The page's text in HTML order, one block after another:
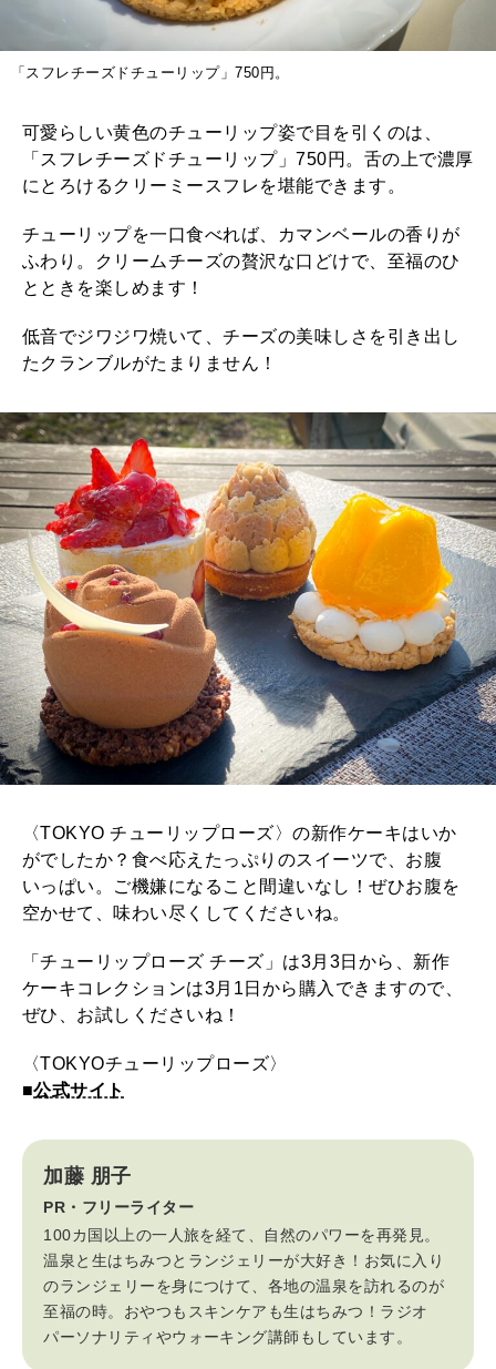
「スフレチーズドチューリップ」750円。
可愛らしい黄色のチューリップ姿で目を引くのは、
「スフレチーズドチューリップ」750円。舌の上で濃厚
にとろけるクリーミースフレを堪能できます。
チューリップを一口食べれば、カマンベールの香りが
ふわり。クリームチーズの贅沢な口どけで、至福のひ
とときを楽しめます！
低音でジワジワ焼いて、チーズの美味しさを引き出し
たクランブルがたまりません！
〈TOKYO チューリップローズ〉の新作ケーキはいか
がでしたか？食べ応えたっぷりのスイーツで、お腹
いっぱい。ご機嫌になること間違いなし！ぜひお腹を
空かせて、味わい尽くしてくださいね。
「チューリップローズ チーズ」は3月3日から、新作
ケーキコレクションは3月1日から購入できますので、
ぜひ、お試しくださいね！
〈TOKYOチューリップローズ〉
■公式サイト
加藤 朋子
PR・フリーライター
100カ国以上の一人旅を経て、自然のパワーを再発見。
温泉と生はちみつとランジェリーが大好き！お気に入り
のランジェリーを身につけて、各地の温泉を訪れるのが
至福の時。おやつもスキンケアも生はちみつ！ラジオ
パーソナリティやウォーキング講師もしています。